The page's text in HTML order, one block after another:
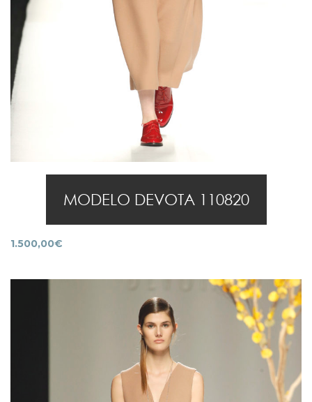
MODELO DEVOTA 110820
1.500,00€